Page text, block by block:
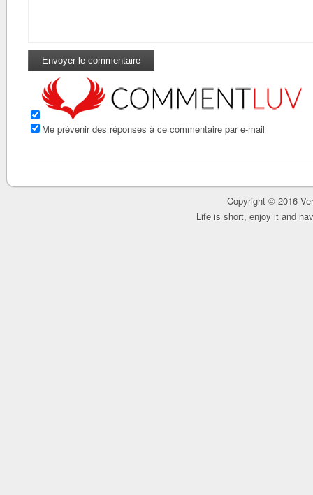
Me prévenir des réponses à ce commentaire par e-mail
Copyright © 2016
Life is short, enjoy it and